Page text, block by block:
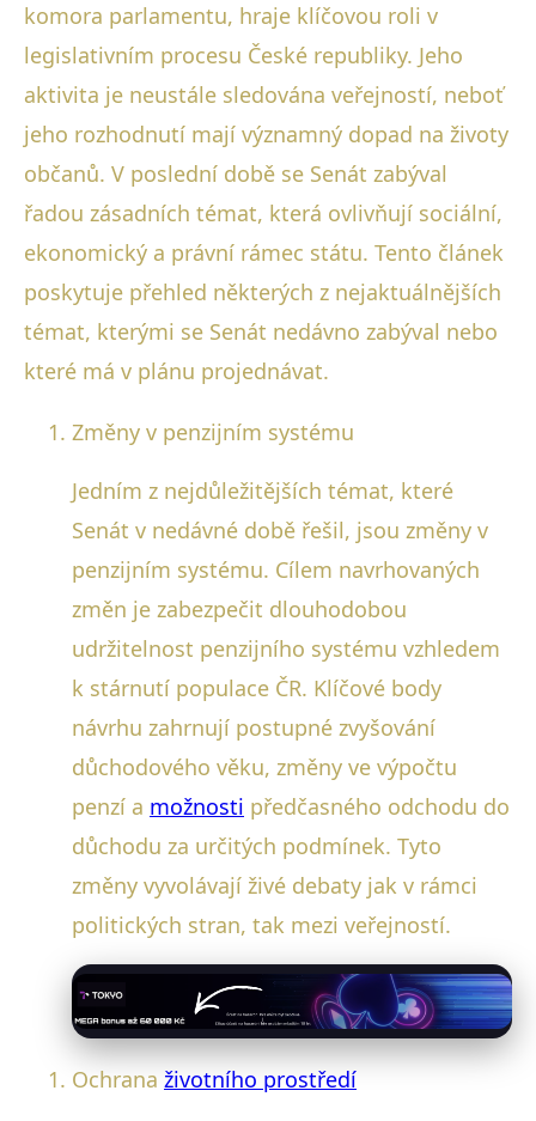
1. 2. 2026· 4 min čtení · Autor: Michal Svoboda
komora parlamentu, hraje klíčovou roli v
legislativním procesu České republiky. Jeho
aktivita je neustále sledována veřejností, neboť
jeho rozhodnutí mají významný dopad na životy
občanů. V poslední době se Senát zabýval
řadou zásadních témat, která ovlivňují sociální,
ekonomický a právní rámec státu. Tento článek
poskytuje přehled některých z nejaktuálnějších
témat, kterými se Senát nedávno zabýval nebo
které má v plánu projednávat.
Změny v penzijním systému
Jedním z nejdůležitějších témat, které
Senát v nedávné době řešil, jsou změny v
penzijním systému. Cílem navrhovaných
změn je zabezpečit dlouhodobou
udržitelnost penzijního systému vzhledem
k stárnutí populace ČR. Klíčové body
návrhu zahrnují postupné zvyšování
důchodového věku, změny ve výpočtu
penzí a možnosti předčasného odchodu do
důchodu za určitých podmínek. Tyto
změny vyvolávají živé debaty jak v rámci
politických stran, tak mezi veřejností.
Ochrana životního prostředí